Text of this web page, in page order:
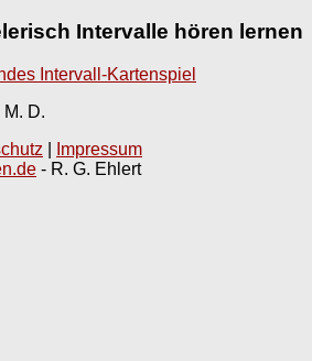
Intervalle hören lernen
M. D.
Impressum
- R. G. Ehlert